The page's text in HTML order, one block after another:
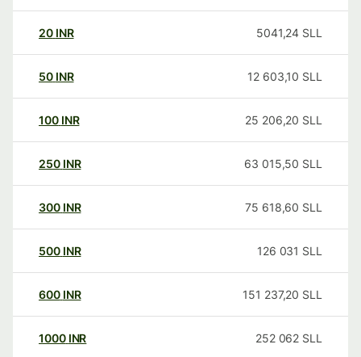
20 INR 5041,24 SLL
50 INR 12 603,10 SLL
100 INR 25 206,20 SLL
250 INR 63 015,50 SLL
300 INR 75 618,60 SLL
500 INR 126 031 SLL
600 INR 151 237,20 SLL
1000 INR 252 062 SLL